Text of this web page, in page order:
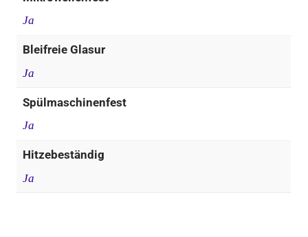
Ja
Bleifreie Glasur
Ja
Spülmaschinenfest
Ja
Hitzebeständig
Ja